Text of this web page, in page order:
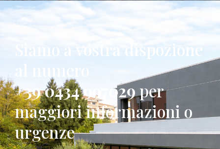
Siamo a vostra dispozione
al numero
+39 0434 997029per
maggiori informazioni o
urgenze